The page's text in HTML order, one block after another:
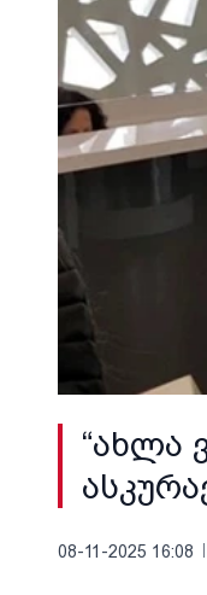
“ახლა
08-11-2025 16:08